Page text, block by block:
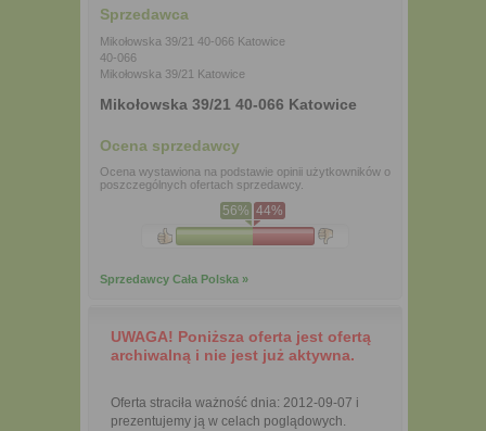
Sprzedawca
Mikołowska 39/21 40-066 Katowice
40-066
Mikołowska 39/21 Katowice
Mikołowska 39/21 40-066 Katowice
Ocena sprzedawcy
Ocena wystawiona na podstawie opinii użytkowników o
poszczególnych ofertach sprzedawcy.
56% 44%
Sprzedawcy Cała Polska »
UWAGA! Poniższa oferta jest ofertą
archiwalną i nie jest już aktywna.
Oferta straciła ważność dnia: 2012-09-07 i
prezentujemy ją w celach poglądowych.